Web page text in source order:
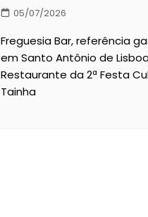
05/07/2026
Freguesia Bar, referência
em Santo Antônio de
Restaurante da 2ª Festa
Tainha